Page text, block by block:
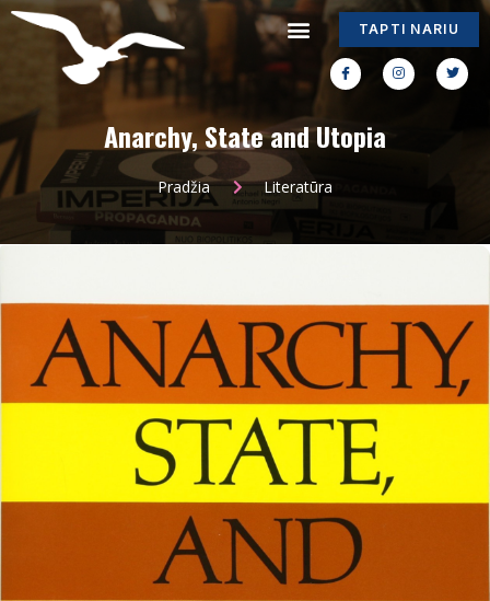
TAPTI NARIU
Anarchy, State and Utopia
Pradžia Literatūra